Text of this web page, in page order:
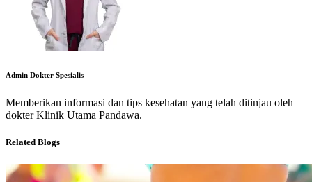
Admin Dokter Spesialis
Memberikan informasi dan tips kesehatan yang telah ditinjau oleh
dokter Klinik Utama Pandawa.
Related Blogs